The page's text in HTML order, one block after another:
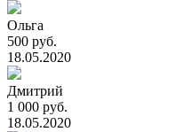
Ольга
500 руб.
18.05.2020
Дмитрий
1 000 руб.
18.05.2020